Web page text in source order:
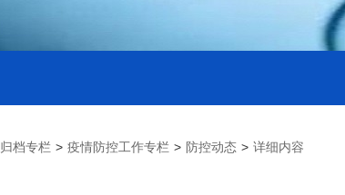
归档专栏 > 疫情防控工作专栏 > 防控动态 > 详细内容